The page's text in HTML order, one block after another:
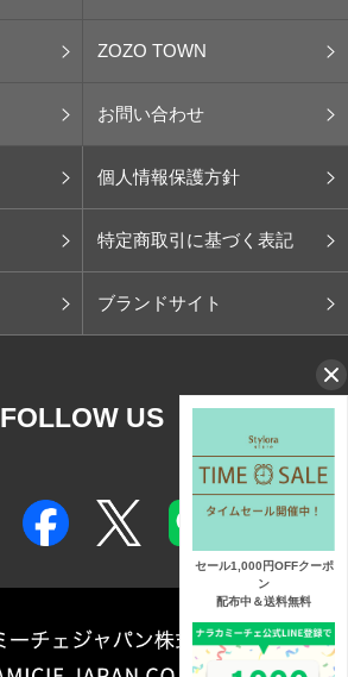
ZOZO TOWN
お問い合わせ
個人情報保護方針
特定商取引に基づく表記
ブランドサイト
FOLLOW US
セール1,000円OFFクーポ
ン
配布中＆送料無料